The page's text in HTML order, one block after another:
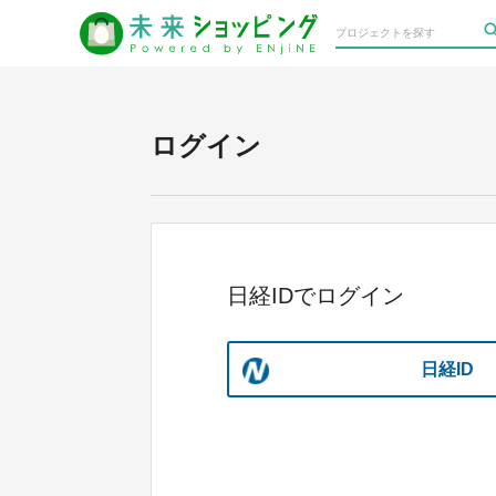
ログイン
日経IDでログイン
日経ID